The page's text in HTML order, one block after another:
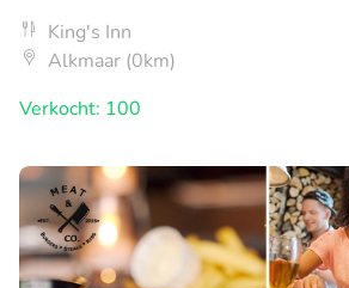
King's Inn
Alkmaar (0km)
Verkocht: 100